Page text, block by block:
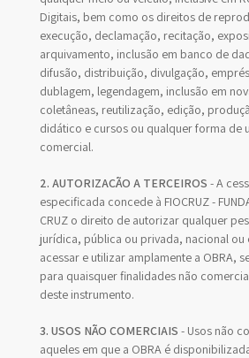
Digitais, bem como os direitos de
execução, declamação, recitação,
arquivamento, inclusão em banco de
difusão, distribuição, divulgação,
dublagem, legendagem, inclusão em
coletâneas, reutilização, edição,
didático e cursos ou qualquer forma de
comercial.
2. AUTORIZAÇÃO A TERCEIROS - A
especificada concede à FIOCRUZ -
CRUZ o direito de autorizar qualquer
jurídica, pública ou privada, nacional ou
acessar e utilizar amplamente a OBRA,
para quaisquer finalidades não
deste instrumento.
3. USOS NÃO COMERCIAIS - Usos não
aqueles em que a OBRA é